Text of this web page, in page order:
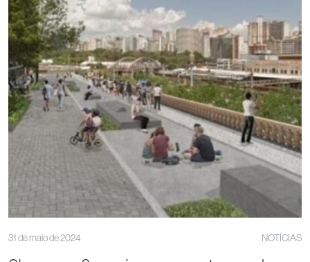
31 de maio de 2024 NOTÍCIAS